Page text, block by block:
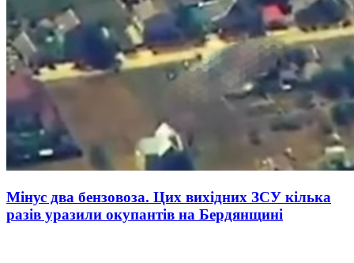
Мінус два бензовоза. Цих вихідних ЗСУ кілька
разів уразили окупантів на Бердянщині